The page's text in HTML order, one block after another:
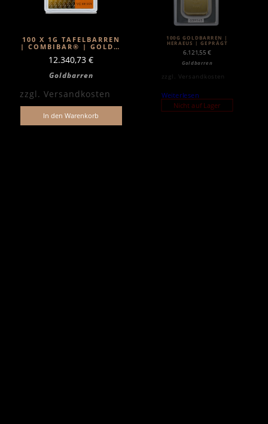
100 X 1G TAFELBARREN
| COMBIBAR® | GOLD |
12.340,73 €
Goldbarren
zzgl. Versandkosten
In den Warenkorb
100G GOLDBARREN |
HERAEUS | GEPRÄGT
6.121,55€
Goldbarren
zzgl. Versandkosten
Weiterlesen
Nicht auf Lager